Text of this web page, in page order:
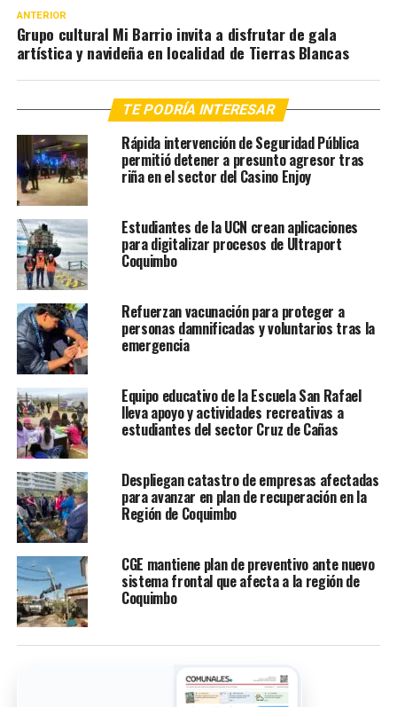
ANTERIOR
Grupo cultural Mi Barrio invita a disfrutar de gala
artística y navideña en localidad de Tierras Blancas
TE PODRÍA INTERESAR
Rápida intervención de Seguridad Pública
permitió detener a presunto agresor tras
riña en el sector del Casino Enjoy
Estudiantes de la UCN crean aplicaciones
para digitalizar procesos de Ultraport
Coquimbo
Refuerzan vacunación para proteger a
personas damnificadas y voluntarios tras la
emergencia
Equipo educativo de la Escuela San Rafael
lleva apoyo y actividades recreativas a
estudiantes del sector Cruz de Cañas
Despliegan catastro de empresas afectadas
para avanzar en plan de recuperación en la
Región de Coquimbo
CGE mantiene plan de preventivo ante nuevo
sistema frontal que afecta a la región de
Coquimbo